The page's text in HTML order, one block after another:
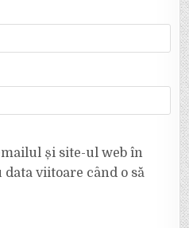
și site-ul web în
viitoare când o să